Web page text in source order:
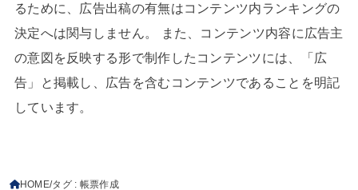
るために、広告出稿の有無はコンテンツ内ランキングの
決定へは関与しません。 また、コンテンツ内容に広告主
の意図を反映する形で制作したコンテンツには、「広
告」と掲載し、広告を含むコンテンツであることを明記
しています。
HOME タグ : 帳票作成